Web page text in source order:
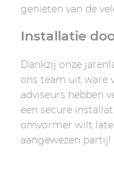
genieten van de
Installatie
Dankzij onze
ons team uit ware
adviseurs hebben
een secure
omvormer wilt
aangewezen partij!